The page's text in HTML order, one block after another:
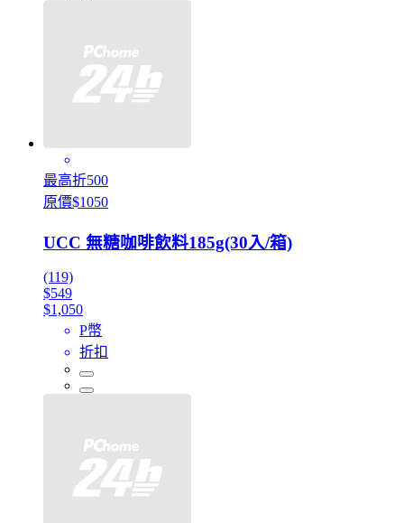
最高折500
原價$1050
UCC 無糖咖啡飲料185g(30入/箱)
(119)
$549
$1,050
P幣
折扣